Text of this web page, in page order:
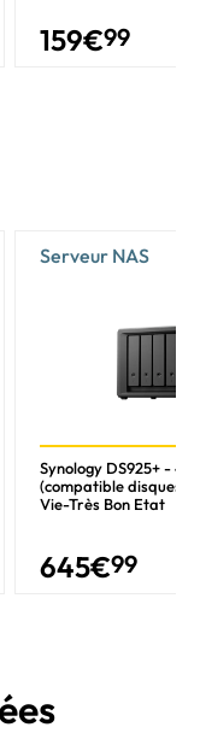
159€99
Serveur NAS
Synology DS925+ - 4
(compatible disques
Vie-Très Bon Etat
645€99